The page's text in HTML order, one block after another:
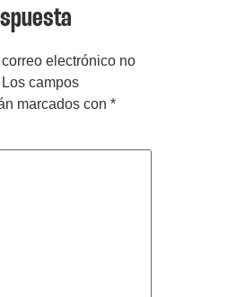
electrónico no
Los campos
marcados con *